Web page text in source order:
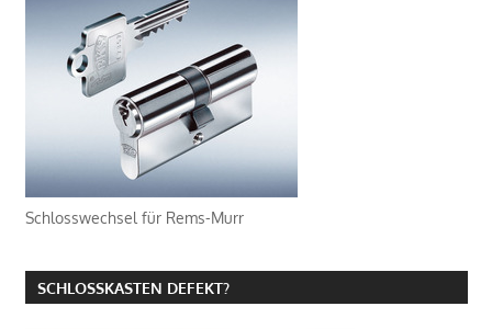
Schlosswechsel für Rems-Murr
SCHLOSSKASTEN DEFEKT?